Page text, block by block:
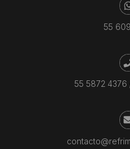
55
55 5872 4376